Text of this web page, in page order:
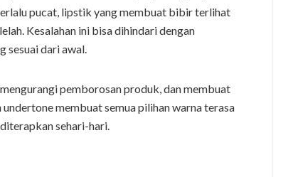
pucat, lipstik yang membuat bibir terlihat
Kesalahan ini bisa dihindari dengan
sesuai dari awal.
pemborosan produk, dan membuat
membuat semua pilihan warna terasa
sehari-hari.